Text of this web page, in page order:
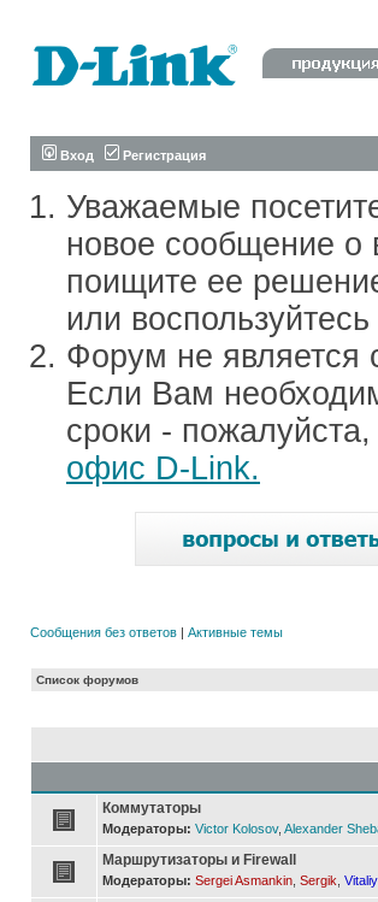
Вход Регистрация
Уважаемые
новое сообщение о
поищите ее
или
Форум не является
Если Вам
сроки -
офис D-Link.
Сообщения без ответов | Активные темы
Список форумов
Коммутаторы
Модераторы: Victor Kolosov, Alexander
Маршрутизаторы и Firewall
Модераторы: Sergei Asmankin Sergik